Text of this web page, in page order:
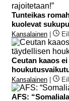
Tunteikas
kuolevat
Kansalainen |
Ceutan kaaos
Kansalainen |
AFS: